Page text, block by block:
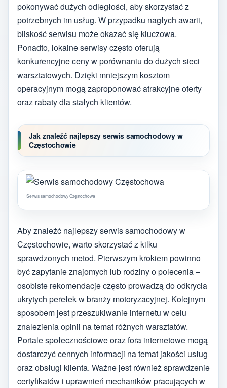
pokonywać dużych odległości, aby skorzystać z
potrzebnych im usług. W przypadku nagłych awarii,
bliskość serwisu może okazać się kluczowa.
Ponadto, lokalne serwisy często oferują
konkurencyjne ceny w porównaniu do dużych sieci
warsztatowych. Dzięki mniejszym kosztom
operacyjnym mogą zaproponować atrakcyjne oferty
oraz rabaty dla stałych klientów.
Jak znaleźć najlepszy serwis samochodowy w
Częstochowie
Serwis samochodowy Częstochowa
Aby znaleźć najlepszy serwis samochodowy w
Częstochowie, warto skorzystać z kilku
sprawdzonych metod. Pierwszym krokiem powinno
być zapytanie znajomych lub rodziny o polecenia –
osobiste rekomendacje często prowadzą do odkrycia
ukrytych perełek w branży motoryzacyjnej. Kolejnym
sposobem jest przeszukiwanie internetu w celu
znalezienia opinii na temat różnych warsztatów.
Portale społecznościowe oraz fora internetowe mogą
dostarczyć cennych informacji na temat jakości usług
oraz obsługi klienta. Ważne jest również sprawdzenie
certyfikatów i uprawnień mechaników pracujących w